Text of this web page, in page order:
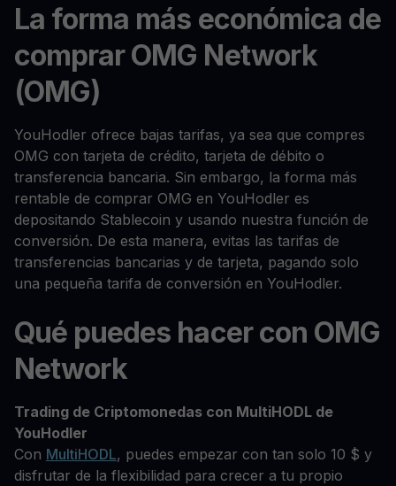
La forma más económica de
comprar OMG Network
(OMG)
YouHodler ofrece bajas tarifas, ya sea que compres
OMG con tarjeta de crédito, tarjeta de débito o
transferencia bancaria. Sin embargo, la forma más
rentable de comprar OMG en YouHodler es
depositando Stablecoin y usando nuestra función de
conversión. De esta manera, evitas las tarifas de
transferencias bancarias y de tarjeta, pagando solo
una pequeña tarifa de conversión en YouHodler.
Qué puedes hacer con OMG
Network
Trading de Criptomonedas con MultiHODL de
YouHodler
Con MultiHODL, puedes empezar con tan solo 10 $ y
disfrutar de la flexibilidad para crecer a tu propio